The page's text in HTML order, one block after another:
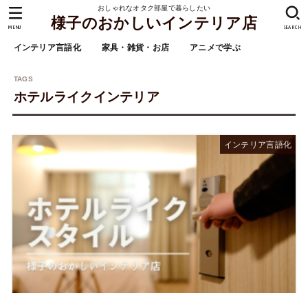
おしゃれなオタク部屋で暮らしたい
様子のおかしいインテリア店
インテリア言語化 家具・雑貨・お店 アニメで学ぶ
SEARCH
MENU
ホテルライクインテリア
インテリア言語化